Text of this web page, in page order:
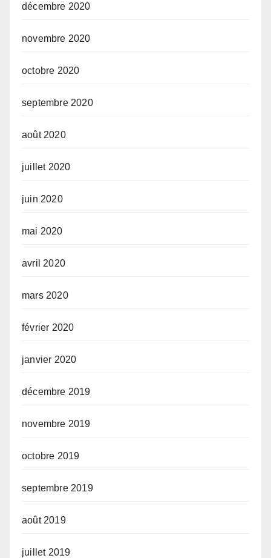
décembre 2020
novembre 2020
octobre 2020
septembre 2020
août 2020
juillet 2020
juin 2020
mai 2020
avril 2020
mars 2020
février 2020
janvier 2020
décembre 2019
novembre 2019
octobre 2019
septembre 2019
août 2019
juillet 2019